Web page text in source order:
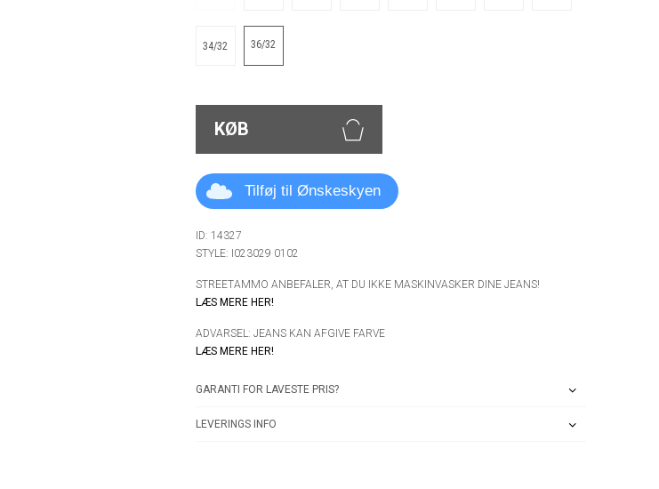
34/32 36/32
KØB
Tilføj til Ønskeskyen
ID: 14327
STYLE: I023029 0102
STREETAMMO ANBEFALER, AT DU IKKE MASKINVASKER DINE JEANS!
LÆS MERE HER!
ADVARSEL: JEANS KAN AFGIVE FARVE
LÆS MERE HER!
GARANTI FOR LAVESTE PRIS?
LEVERINGS INFO